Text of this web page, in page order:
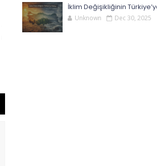
İklim Değişikliğinin
Unknown Dec 30, 2025